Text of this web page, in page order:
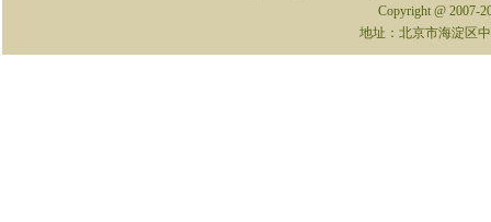
Copyright @ 2007-
地址：北京市海淀区